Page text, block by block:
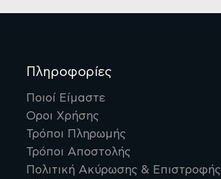
Πληροφορίες
Ποιοί Είμαστε
Οροι Χρήσης
Τρόποι Πληρωμής
Τρόποι Αποστολής
Πολιτική Ακύρωσης & Επιστροφής